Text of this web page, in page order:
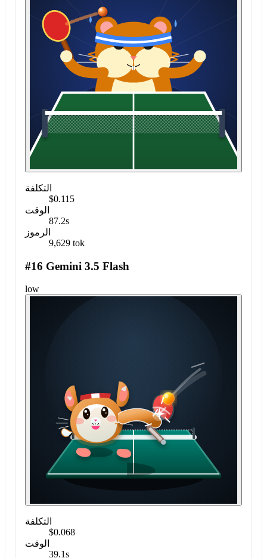
التكلفة
$0.115
الوقت
87.2s
الرموز
9,629 tok
#16 Gemini 3.5 Flash
low
التكلفة
$0.068
الوقت
39.1s